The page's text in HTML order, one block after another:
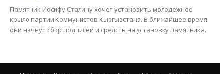
Памятник Иосифу Сталину хочет установить молодежное
крыло партии Коммунистов Кыргызстана. В ближайшее время
они начнут сбор подписей и средств на установку памятника.